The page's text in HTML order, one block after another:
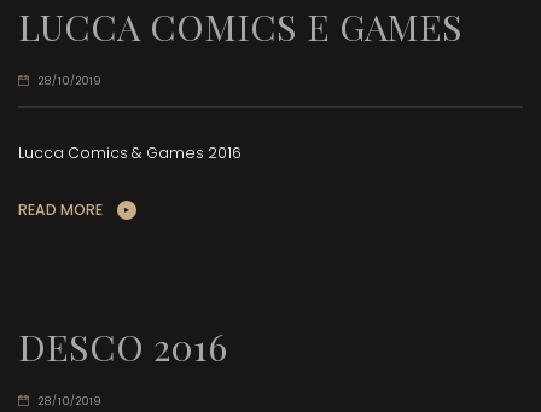
LUCCA COMICS E GAMES
28/10/2019
Lucca Comics & Games 2016
READ MORE
DESCO 2016
28/10/2019